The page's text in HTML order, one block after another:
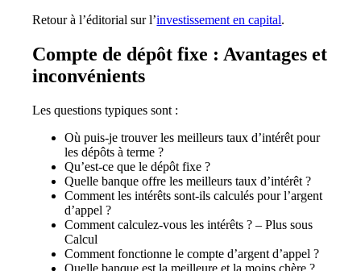
Retour à l’éditorial sur l’investissement en capital.
Compte de dépôt fixe : Avantages et
inconvénients
Les questions typiques sont :
Où puis-je trouver les meilleurs taux d’intérêt pour
les dépôts à terme ?
Qu’est-ce que le dépôt fixe ?
Quelle banque offre les meilleurs taux d’intérêt ?
Comment les intérêts sont-ils calculés pour l’argent
d’appel ?
Comment calculez-vous les intérêts ? – Plus sous
Calcul
Comment fonctionne le compte d’argent d’appel ?
Quelle banque est la meilleure et la moins chère ?